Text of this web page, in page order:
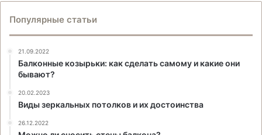
Популярные статьи
21.09.2022
Балконные козырьки: как сделать самому и какие они
бывают?
20.02.2023
Виды зеркальных потолков и их достоинства
26.12.2022